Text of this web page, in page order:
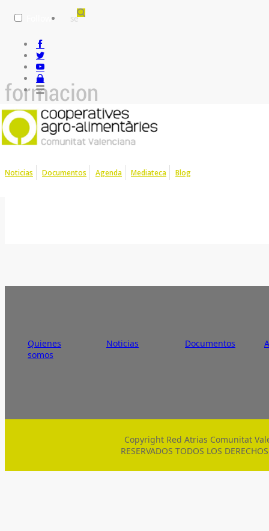
Noticias Documentos Agenda Mediateca Blog
formacion
2014
Formacion Solicitud Unica 2014
Quienes
somos
Noticias Documentos
Copyright Red Atrias Comunitat
RESERVADOS TODOS LOS